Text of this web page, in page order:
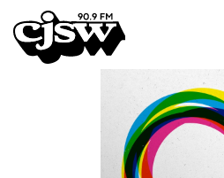
CJSW
FILTER BY: